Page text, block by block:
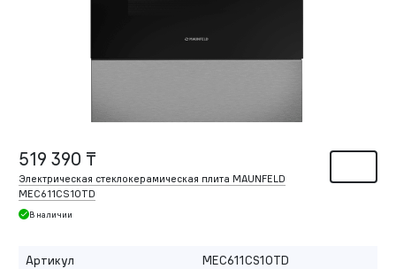
519 390 ₸
Электрическая стеклокерамическая плита MAUNFELD
MEC611CS10TD
В наличии
Артикул
MEC611CS10TD